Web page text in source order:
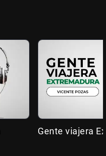
Gente viajera